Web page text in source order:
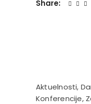
Share:
Aktuelnosti,
Konferencije,